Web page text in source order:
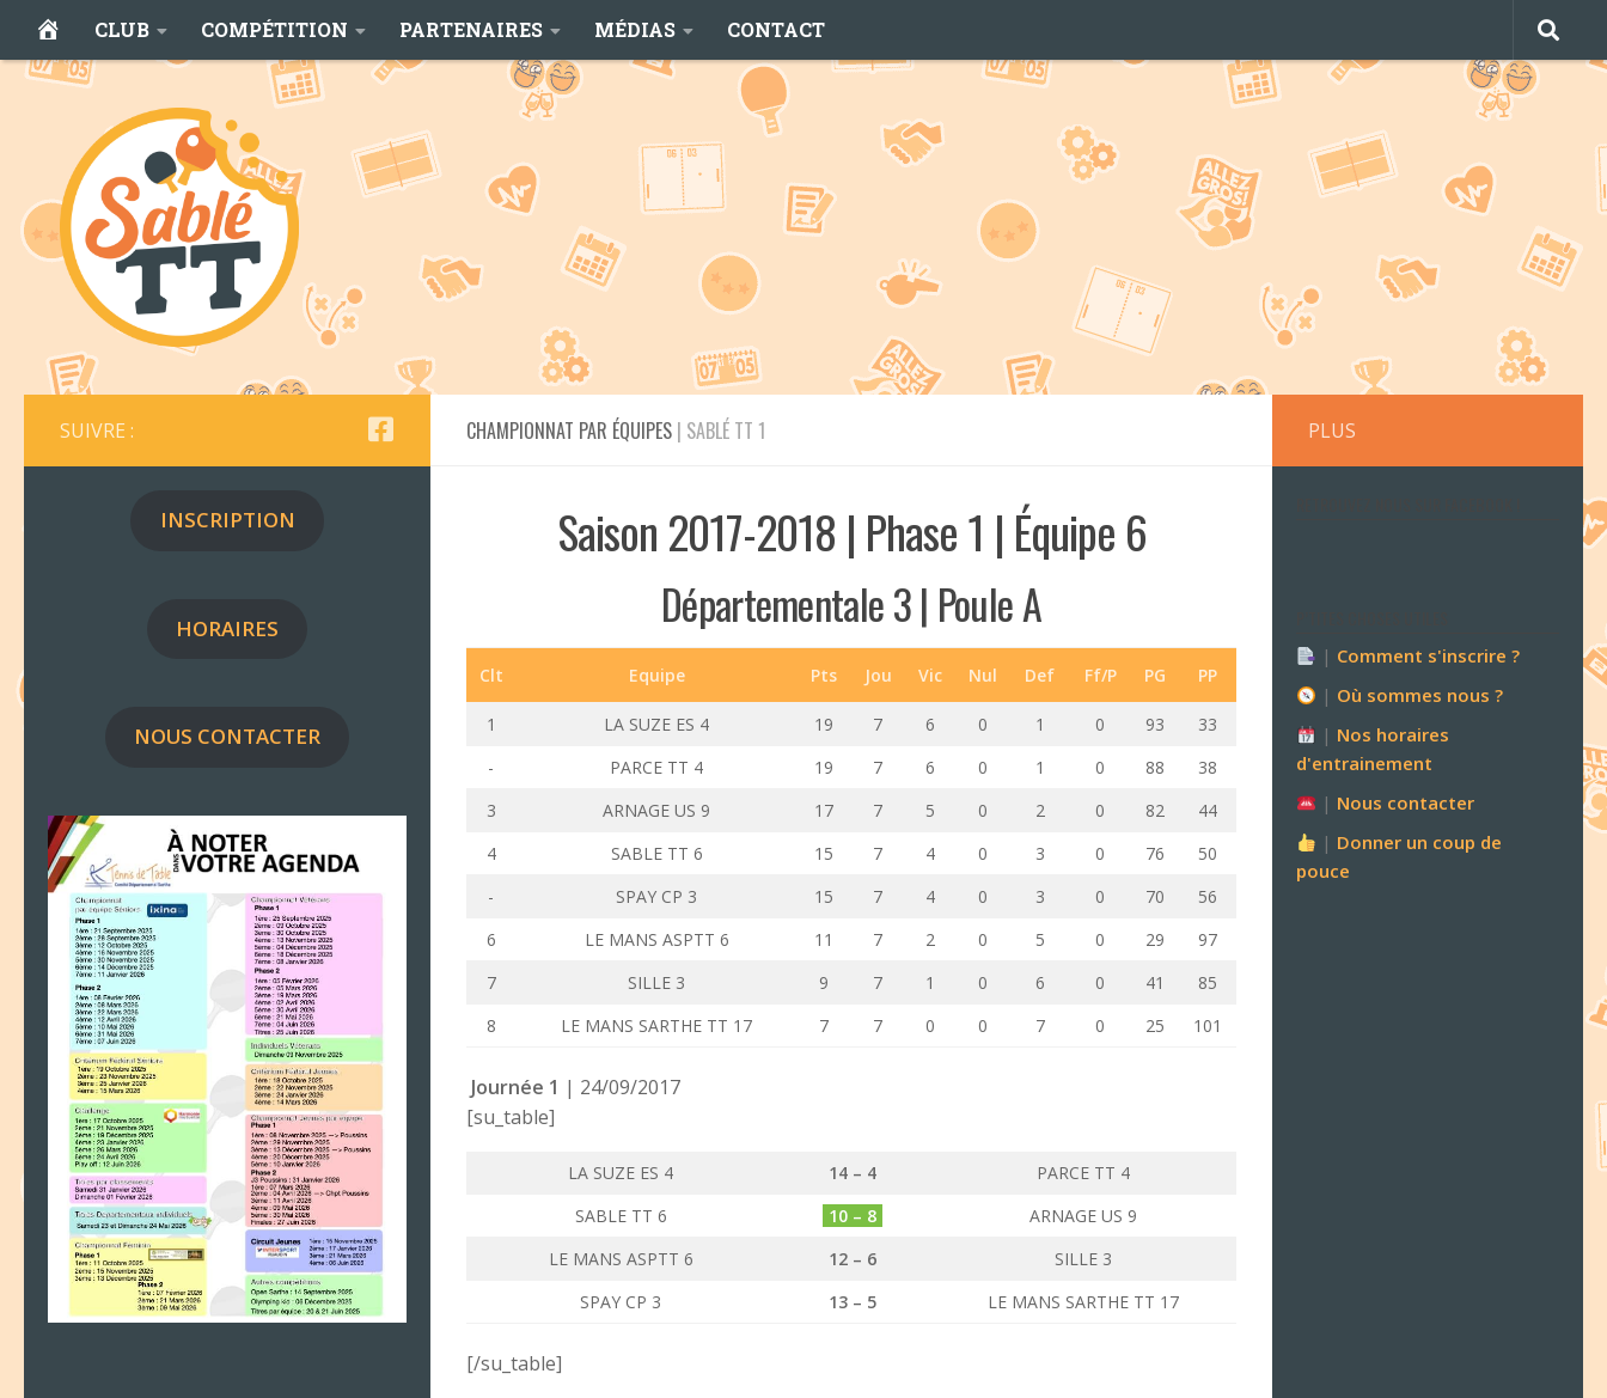
Skip to content
ACCUEIL
CLUB COMPÉTITION PARTENAIRES MÉDIAS CONTACT
CHAMPIONNAT PAR ÉQUIPES | SABLÉ TT 1
Saison 2017-2018 | Phase 1 | Équipe 6
Départementale 3 | Poule A
Clt Equipe Pts Jou Vic Nul Def Ff/P PG PP
1 LA SUZE ES 4 19 7 6 0 1 0 93
33
-
PARCE TT 4 19 7 6 0 1 0 88
38
3
ARNAGE US 9 17 7 5 0 2 0 82
44
4
SABLE TT 6 15 7 4 0 3 0 76
50
-
SPAY CP 3 15 7 4 0 3 0 70
56
6
LE MANS ASPTT 6 11 7 2 0 5 0 29
97
7
SILLE 3 9 7 1 0 6 0 41
85
8
LE MANS SARTHE TT 17 7 7 0 0 7 0 25 101
Journée 1 | 24/09/2017
[su_table]
LA SUZE ES 4 14 – 4
PARCE TT 4
SABLE TT 6
10 – 8
ARNAGE US 9
LE MANS ASPTT 6
12 – 6
SILLE 3
SPAY CP 3
13 – 5 LE MANS SARTHE TT 17
[/su_table]
SUIVRE :
INSCRIPTION
HORAIRES
NOUS CONTACTER
PLUS
| Comment s'inscrire ?
| Où sommes nous ?
| Nos horaires
d'entrainement
| Nous contacter
| Donner un coup de
pouce